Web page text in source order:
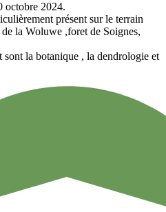
octobre 2024.
présent sur le terrain
la Woluwe ,foret de Soignes,
sont la botanique , la dendrologie et